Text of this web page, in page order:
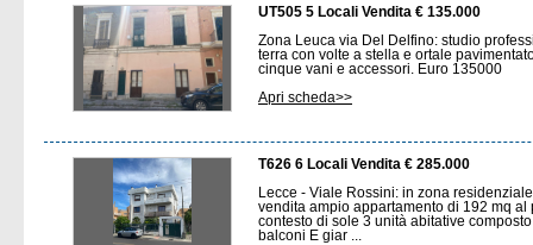
UT505 5 Locali Vendita € 135.000
Zona Leuca via Del Delfino: studio
terra con volte a stella e ortale
cinque vani e accessori. Euro 135000
Apri scheda>>
T626 6 Locali Vendita € 285.000
Lecce - Viale Rossini: in zona
vendita ampio appartamento di 192 mq
contesto di sole 3 unità abitative
balconi E giar ...